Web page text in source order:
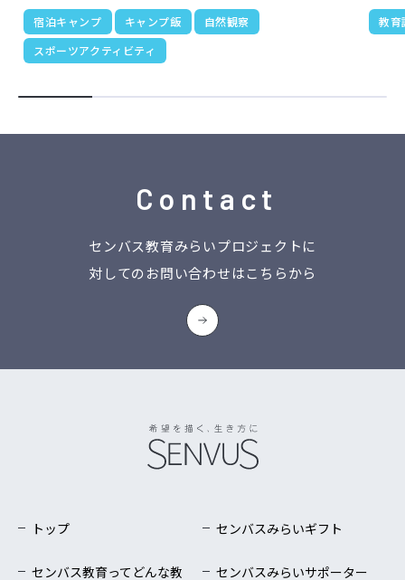
宿泊キャンプ キャンプ飯
自然観察
スポーツアクティビティ
教育
Contact
センバス教育みらいプロジェクトに
対してのお問い合わせはこちらから
トップ
センバス教育ってどんな教
センバスみらいギフト
センバスみらいサポーター